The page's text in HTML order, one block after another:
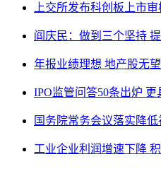
上交所发布科创板上市
阎庆民：做到三个坚持
年报业绩理想 地产股无
IPO监管问答50条出炉 更
国务院常务会议落实降
工业企业利润增速下降